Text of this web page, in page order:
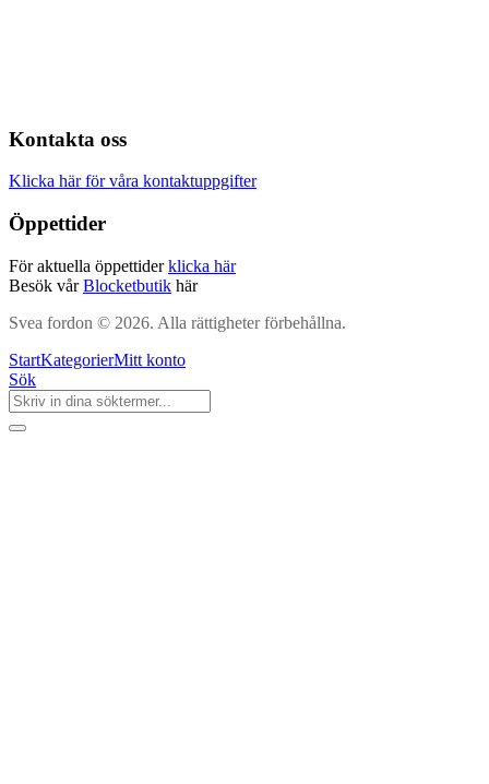
Kontakta oss
Klicka här för våra kontaktuppgifter
Öppettider
För aktuella öppettiderklicka här
Besök vårBlocketbutik här
Svea fordon © 2026. Alla rättigheter förbehållna.
StartKategorierMitt konto
Sök